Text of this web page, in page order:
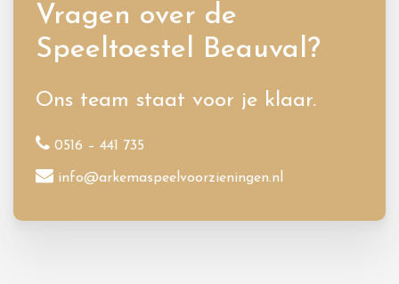
Vragen over de
Speeltoestel Beauval?
Ons team staat voor je klaar.
0516 – 441 735
info@arkemaspeelvoorzieningen.nl